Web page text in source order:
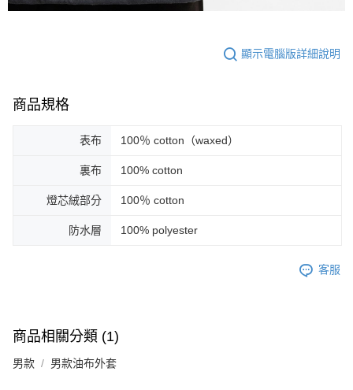
顯示電腦版詳細說明
商品規格
表布 100％ cotton（waxed）
裏布 100% cotton
燈芯絨部分 100％ cotton
防水層 100% polyester
客服
商品相關分類 (1)
男款 男款油布外套